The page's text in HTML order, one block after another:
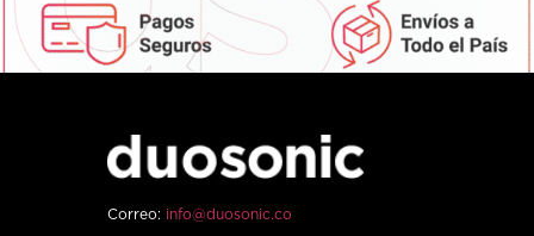
Correo: info@duosonic.co